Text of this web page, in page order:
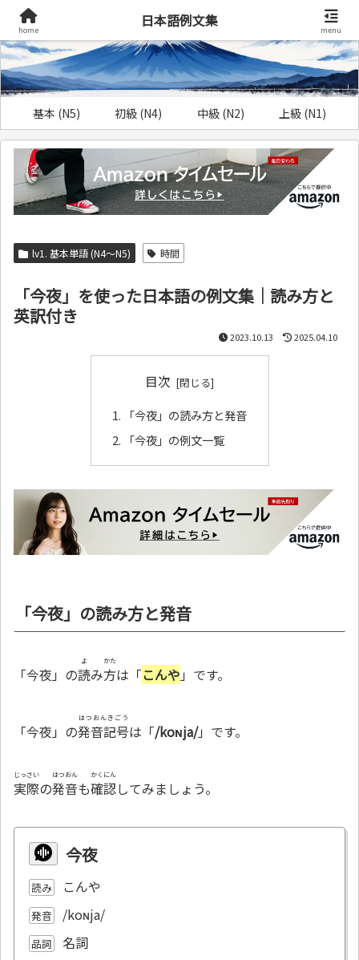
基本 (N5) 初級 (N4) 中級 (N2) 上級 (N1)
lv1. 基本単語 (N4～N5) 時間
「今夜」を使った日本語の例文集｜読み方と
英訳付き
2023.10.13 2025.04.10
目次
「今夜」の読み方と発音
「今夜」の例文一覧
「今夜」の読み方と発音
「今夜」の読
よ
み方
かた
は「こんや 」です。
「今夜」の発音記号
はつおんきごう
は「/koɴja/」です。
実際
じっさい
の発音
はつおん
も確認
かくにん
してみましょう。
今夜
読み こんや
発音 /koɴja/
品詞 名詞
home
日本語例文集
menu